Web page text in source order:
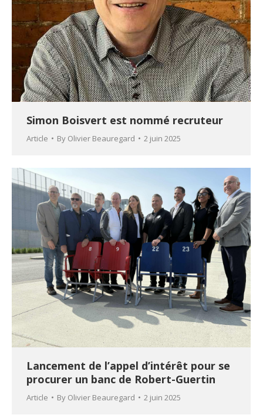
Simon Boisvert est nommé recruteur
Article By Olivier Beauregard 2 juin 2025
Lancement de l’appel d’intérêt pour se
procurer un banc de Robert-Guertin
Article By Olivier Beauregard 2 juin 2025